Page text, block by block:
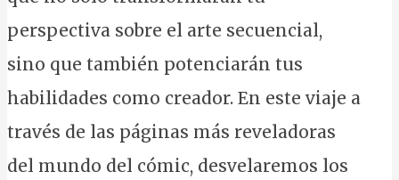
perspectiva sobre el arte secuencial,
sino que también potenciarán tus
habilidades como creador. En este viaje a
través de las páginas más reveladoras
del mundo del cómic, desvelaremos los